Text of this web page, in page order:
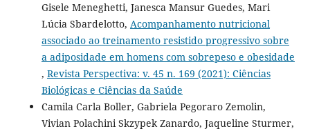
Gisele Meneghetti, Janesca Mansur Guedes, Mari
Lúcia Sbardelotto, Acompanhamento nutricional
associado ao treinamento resistido progressivo sobre
a adiposidade em homens com sobrepeso e obesidade
, Revista Perspectiva: v. 45 n. 169 (2021): Ciências
Biológicas e Ciências da Saúde
Camila Carla Boller, Gabriela Pegoraro Zemolin,
Vivian Polachini Skzypek Zanardo, Jaqueline Sturmer,